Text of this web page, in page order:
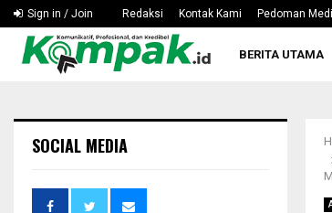
Sign in / Join Redaksi Kontak Kami Pedoman
Hapkido Kaltim Pertanyakan Wacana
BERITA UTAMA
SOCIAL MEDIA